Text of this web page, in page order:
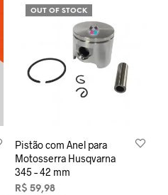
OUT OF STOCK
Pistão com Anel para
Motosserra Husqvarna
345 – 42 mm
R$ 59,98